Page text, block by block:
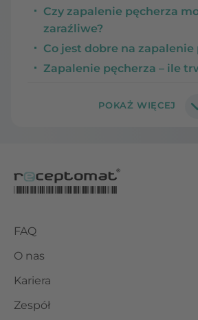
Czy zapalenie pęcherza
zaraźliwe?
Co jest dobre na zapalenie
Zapalenie pęcherza – ile
FAQ
O nas
Kariera
Zespół